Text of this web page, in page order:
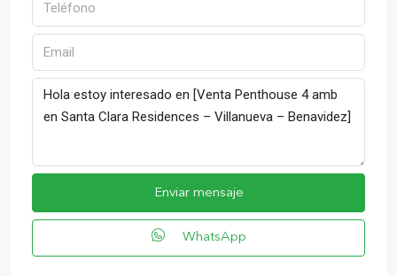
Enviar mensaje
WhatsApp